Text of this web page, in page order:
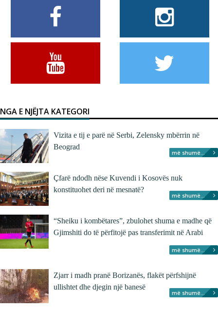
NGA E NJËJTA KATEGORI
Vizita e tij e parë në Serbi, Zelensky mbërrin në
Beograd
më shumë...
Çfarë ndodh nëse Kuvendi i Kosovës nuk
konstituohet deri në mesnatë?
më shumë...
“Sheiku i kombëtares”, zbulohet shuma e madhe që
Gjimshiti do të përfitojë pas transferimit në Arabi
më shumë...
Zjarr i madh pranë Borizanës, flakët përfshijnë
ullishtet dhe djegin një banesë
më shumë...